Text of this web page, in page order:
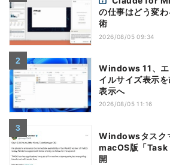
の仕事はどう変
術
2026/08/05 09:34
Windows 11、エ
イルサイズ表示
表示へ
2026/08/05 11:16
Windowsタスク
macOS版「
開